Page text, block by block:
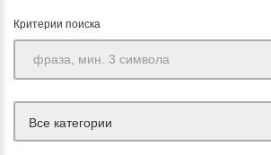
Критерии поиска
Все категории